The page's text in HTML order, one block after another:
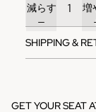
減らす
増
SHIPPING &
GET YOUR SEAT